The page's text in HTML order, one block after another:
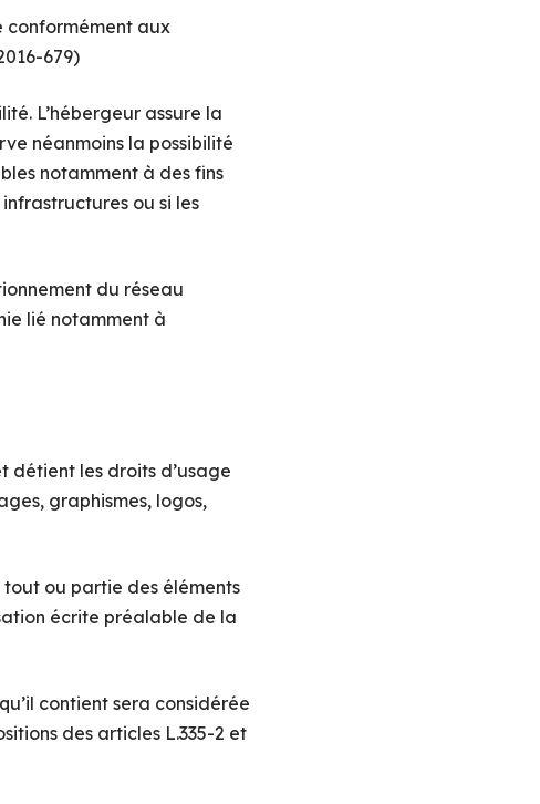
conformément aux
679)
L’hébergeur assure la
néanmoins la possibilité
notamment à des fins
ou si les
du réseau
lié notamment à
les droits d’usage
graphismes, logos,
ou partie des éléments
écrite préalable de la
contient sera considérée
des articles L.335-2 et